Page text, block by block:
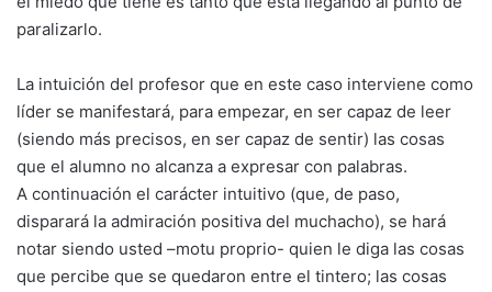
paralizarlo.
La intuición del profesor que en este caso interviene como
líder se manifestará, para empezar, en ser capaz de leer
(siendo más precisos, en ser capaz de sentir) las cosas
que el alumno no alcanza a expresar con palabras.
A continuación el carácter intuitivo (que, de paso,
disparará la admiración positiva del muchacho), se hará
notar siendo usted –motu proprio- quien le diga las cosas
que percibe que se quedaron entre el tintero; las cosas